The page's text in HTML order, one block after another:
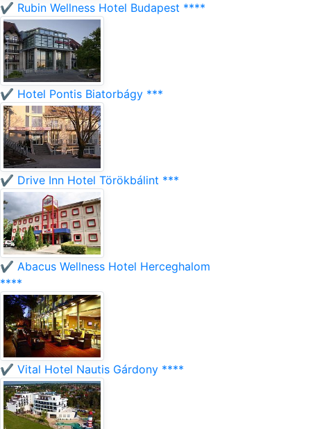
✔️ Rubin Wellness Hotel Budapest ****
✔️ Hotel Pontis Biatorbágy ***
✔️ Drive Inn Hotel Törökbálint ***
✔️ Abacus Wellness Hotel Herceghalom
****
✔️ Vital Hotel Nautis Gárdony ****